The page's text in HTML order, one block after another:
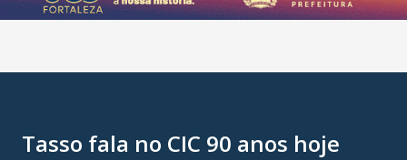
Tasso fala no CIC 90 anos hoje